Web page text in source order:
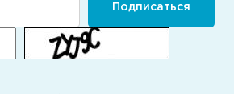
Подписаться